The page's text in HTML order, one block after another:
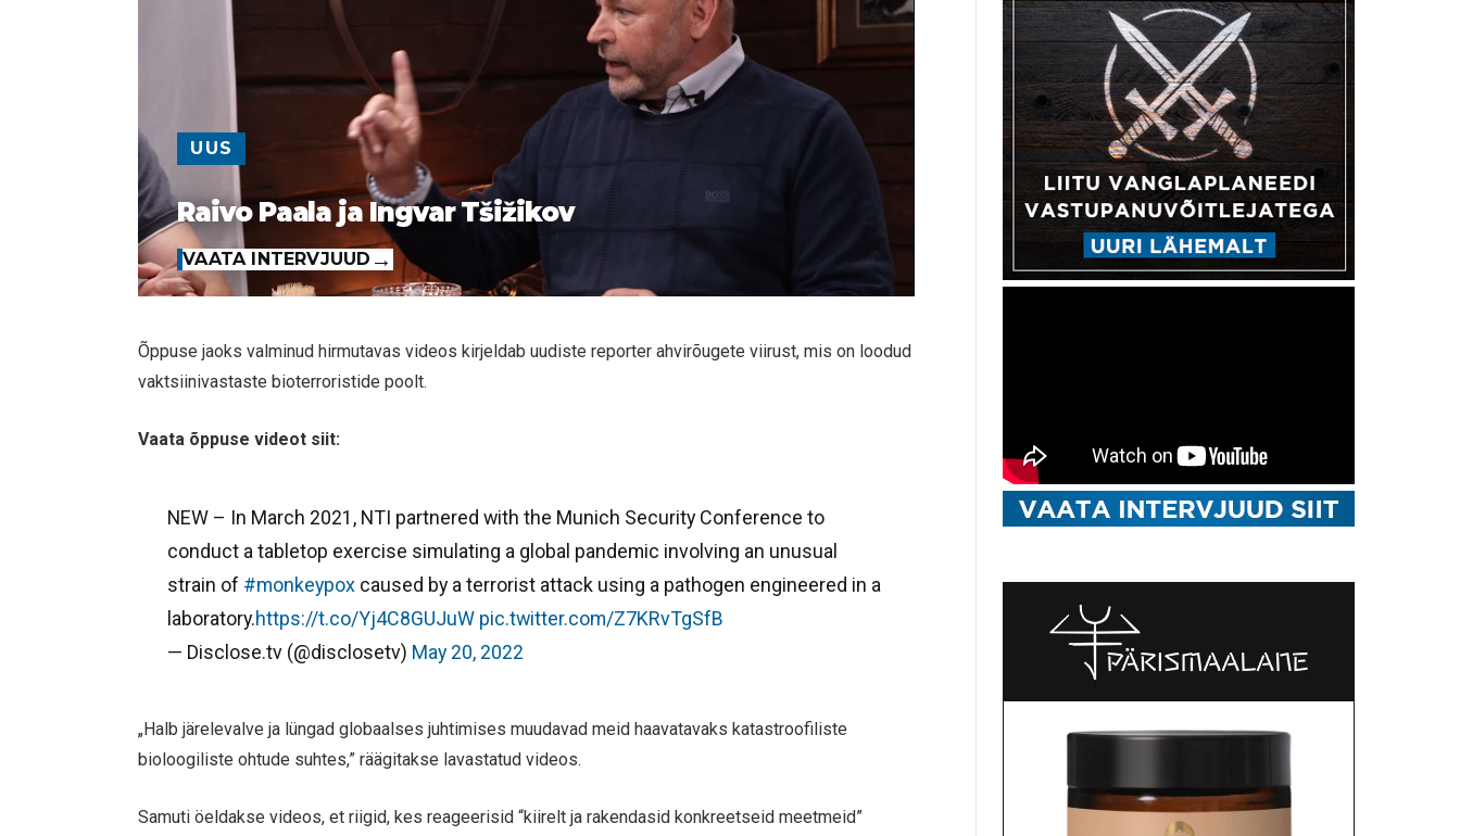
UUS
Raivo Paala ja Ingvar Tšižikov
VAATA INTERVJUUD
Õppuse jaoks valminud hirmutavas videos kirjeldab uudiste reporter ahvirõugete viirust, mis on loodud
vaktsiinivastaste bioterroristide poolt.
Vaata õppuse videot siit:
NEW – In March 2021, NTI partnered with the Munich Security Conference to
conduct a tabletop exercise simulating a global pandemic involving an unusual
strain of #monkeypox caused by a terrorist attack using a pathogen engineered in a
laboratory.https://t.co/Yj4C8GUJuW pic.twitter.com/Z7KRvTgSfB
— Disclose.tv (@disclosetv) May 20, 2022
„Halb järelevalve ja lüngad globaalses juhtimises muudavad meid haavatavaks katastroofiliste
bioloogiliste ohtude suhtes,” räägitakse lavastatud videos.
Samuti öeldakse videos, et riigid, kes reageerisid “kiirelt ja rakendasid konkreetseid meetmeid”